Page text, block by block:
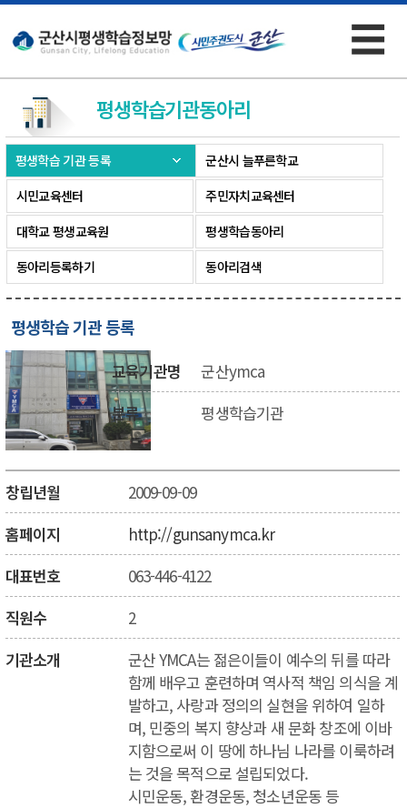
×
☰
평생학습기관동아리
평생학습 기관 등록
군산시 늘푸른학교
시민교육센터
주민자치교육센터
대학교 평생교육원
평생학습동아리
동아리등록하기
동아리검색
평생학습 기관 등록
교육기관명
군산ymca
분류
평생학습기관
창립년월
2009-09-09
홈페이지
http://gunsanymca.kr
대표번호
063-446-4122
직원수
2
기관소개
군산 YMCA는 젊은이들이 예수의 뒤를 따라
함께 배우고 훈련하며 역사적 책임 의식을 계
발하고, 사랑과 정의의 실현을 위하여 일하
며, 민중의 복지 향상과 새 문화 창조에 이바
지함으로써 이 땅에 하나님 나라를 이룩하려
는 것을 목적으로 설립되었다.
시민운동, 환경운동, 청소년운동 등